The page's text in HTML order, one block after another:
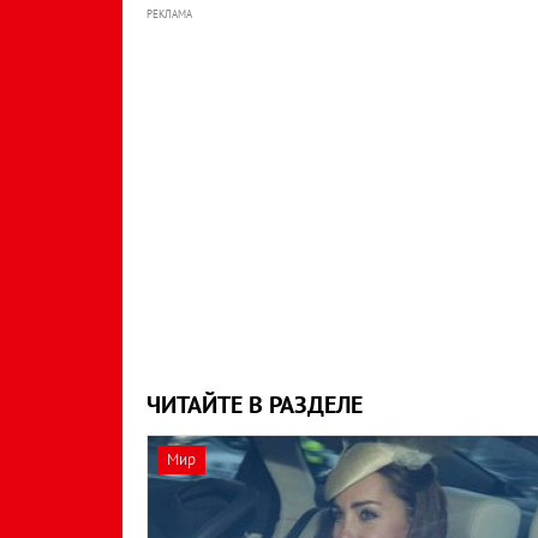
РЕКЛАМА
ЧИТАЙТЕ В РАЗДЕЛЕ
Мир